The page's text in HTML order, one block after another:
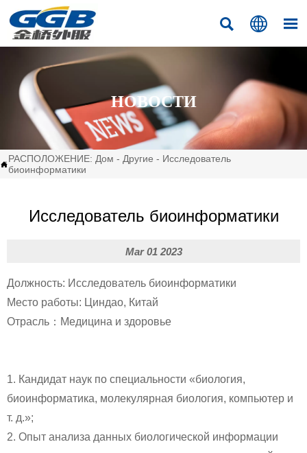
  
НОВОСТИ
РАСПОЛОЖЕНИЕ: Дом - Другие - Исследователь
биоинформатики
Исследователь биоинформатики
Mar 01 2023
Должность: Исследователь биоинформатики
Место работы: Циндао, Китай
Отрасль：Медицина и здоровье
1. Кандидат наук по специальности «биология,
биоинформатика, молекулярная биология, компьютер и
т. д.»;
2. Опыт анализа данных биологической информации